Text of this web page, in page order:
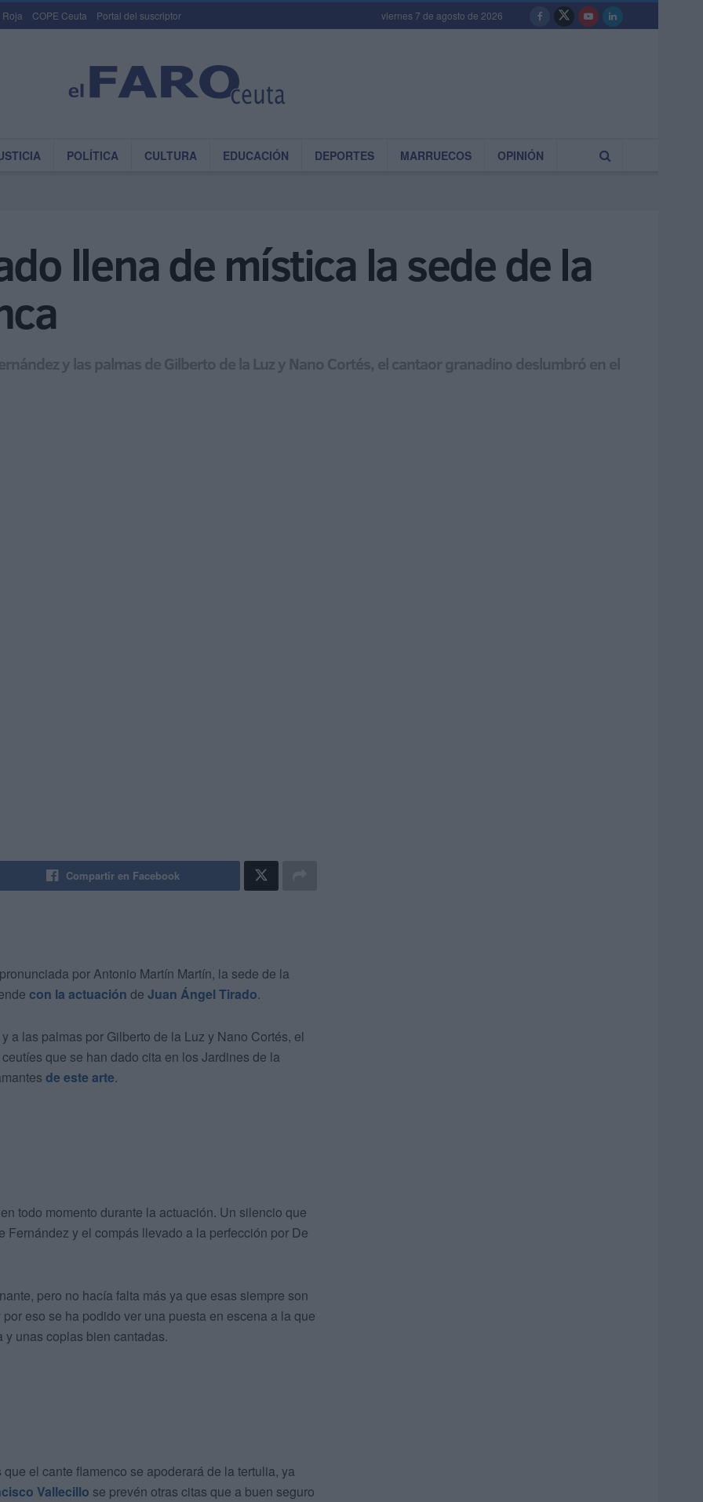
Roja COPE Ceuta Portal del suscriptor viernes 7 de agosto de 2026
POLÍTICA CULTURA EDUCACIÓN DEPORTES MARRUECOS OPINIÓN
llena de mística la sede de la
y las palmas de Gilberto de la Luz y Nano Cortés, el cantaor granadino deslumbró en el
Compartir en Facebook
por Antonio Martín Martín, la sede de la
con la actuación de Juan Ángel Tirado.
a las palmas por Gilberto de la Luz y Nano Cortés, el
que se han dado cita en los Jardines de la
de este arte.
todo momento durante la actuación. Un silencio que
y el compás llevado a la perfección por De
pero no hacía falta más ya que esas siempre son
eso se ha podido ver una puesta en escena a la que
unas coplas bien cantadas.
el cante flamenco se apoderará de la tertulia, ya
Vallecillo se prevén otras citas que a buen seguro